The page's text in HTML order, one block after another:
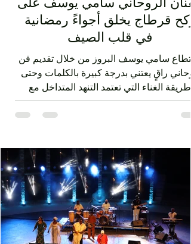
الروحاني سامي يوسف على
ركح قرطاج يخلق أجواءً رمضانية
في قلب الصيف
سامي يوسف البروز من خلال تقديم فن
راقٍ يعتني بدرجة كبيرة بالكلمات وحتى
يوسف ليس متقوقعاً على الهوية الشرقية بل
صوتا منفتحا على العالمية من خلال عناصر
الذين جاؤوا من مشارب وبلدان مختلفة،
نذكر على سبيل المثال مغنياً من إسبانيا 'إسرا
وعازفاً من الصين وعازفي قيثار من فرنسا.
من خلال النغمات التي تأخذ بعداً وتوزيعاً
في بعض ردهات العرض وقد أبدع في هذه
Mohamed Ali Elhaou
5 days ago
2 min read